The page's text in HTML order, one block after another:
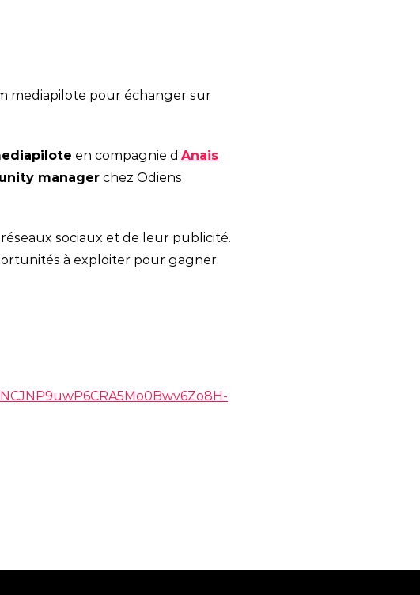
mediapilote pour échanger sur
en compagnie d’Anais
manager chez Odiens
sociaux et de leur publicité.
à exploiter pour gagner